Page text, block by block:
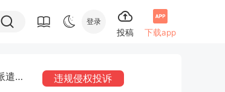
登录
投稿 下载app
遣公
违规侵权投诉